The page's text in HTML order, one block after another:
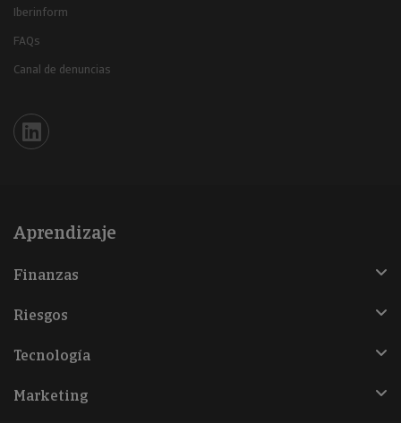
Iberinform
FAQs
Canal de denuncias
Iberinform en Linkedin
Aprendizaje
Finanzas
Riesgos
Tecnología
Marketing